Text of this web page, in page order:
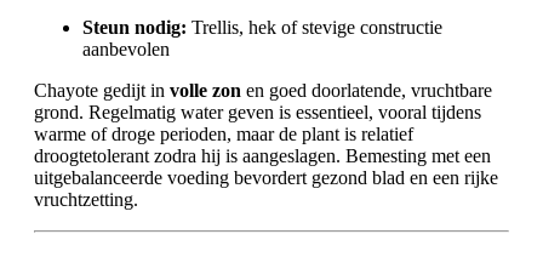
Steun nodig: Trellis, hek of stevige constructie
aanbevolen
Chayote gedijt in volle zon en goed doorlatende, vruchtbare
grond. Regelmatig water geven is essentieel, vooral tijdens
warme of droge perioden, maar de plant is relatief
droogtetolerant zodra hij is aangeslagen. Bemesting met een
uitgebalanceerde voeding bevordert gezond blad en een rijke
vruchtzetting.